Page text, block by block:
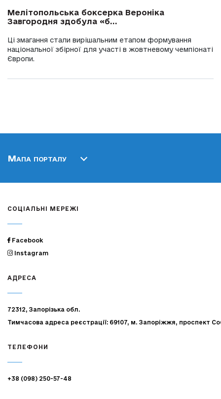
Мелітопольська боксерка Вероніка
Завгородня здобула «б...
Ці змагання стали вирішальним етапом формування
національної збірної для участі в жовтневому чемпіонаті
Європи.
Мапа порталу
СОЦІАЛЬНІ МЕРЕЖІ
Facebook
Instagram
АДРЕСА
72312, Запорізька обл.
Тимчасова адреса реєстрації: 69107, м. Запоріжжя, проспект
ТЕЛЕФОНИ
+38 (098) 250-57-48